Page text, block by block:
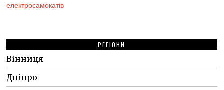
РЕГІОНИ
Вінниця
Дніпро